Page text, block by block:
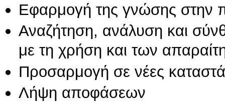
Εφαρμογή της γνώσης στην
Αναζήτηση, ανάλυση και
με τη χρήση και των
Προσαρμογή σε νέες
Λήψη αποφάσεων